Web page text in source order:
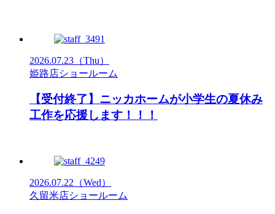
2026.07.23 （Thu）
姫路店ショールーム
【受付終了】ニッカホームが小学生の夏休み
工作を応援します！！！
2026.07.22 （Wed）
久留米店ショールーム